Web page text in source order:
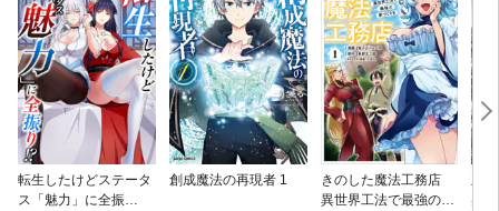
転生したけどステータ
ス「魅力」に全振
創成魔法の再現者 1
きのした魔法工務店
異世界工法で最強の家
兆